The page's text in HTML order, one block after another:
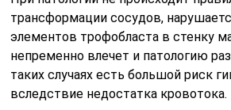
трансформации сосудов,
элементов трофобласта в стенку
непременно влечет и патологию
таких случаях есть большой риск
вследствие недостатка кровотока.